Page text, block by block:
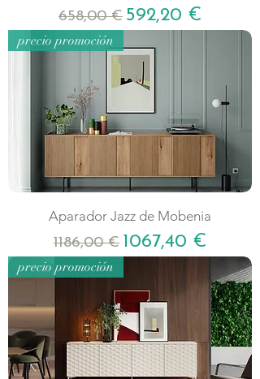
Precio
658,00 € Precio de oferta
592,20 €
precio promoción
Aparador Jazz de Mobenia
Precio
1186,00 € Precio de oferta
1067,40 €
precio promoción